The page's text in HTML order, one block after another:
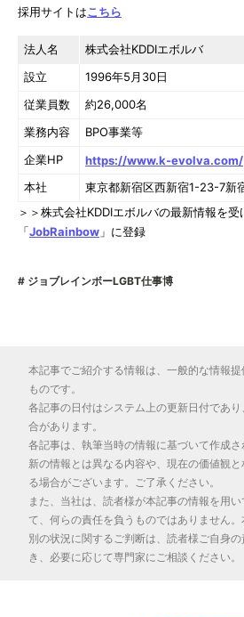
採用サイトはこちら
法人名
株式会社KDDIエボルバ
設立
1996年5月30日
従業員数
約26,000名
業務内容
BPO事業等
企業HP
https://www.k-evolva.com/
本社
東京都新宿区西新宿1-23-7新
＞＞株式会社KDDIエボルバの最新情報を受
「JobRainbow 」に登録
ジョブレインボーLGBT仕事博
本記事でご紹介する情報は、一般的な情報
ものです。
各記事の日付はシステム上の更新日付であ
合があります。
各記事は、執筆当時の情報に基づいて作成
新の情報とは異なる内容や、現在の価値観
る場合がございます。ご了承ください。
また、当社は、読者様が本記事の情報を用
て、何らの責任を負うものではありません
別の状況に関するご判断は、読者様ご自身
き、必要に応じて専門家にご相談ください。